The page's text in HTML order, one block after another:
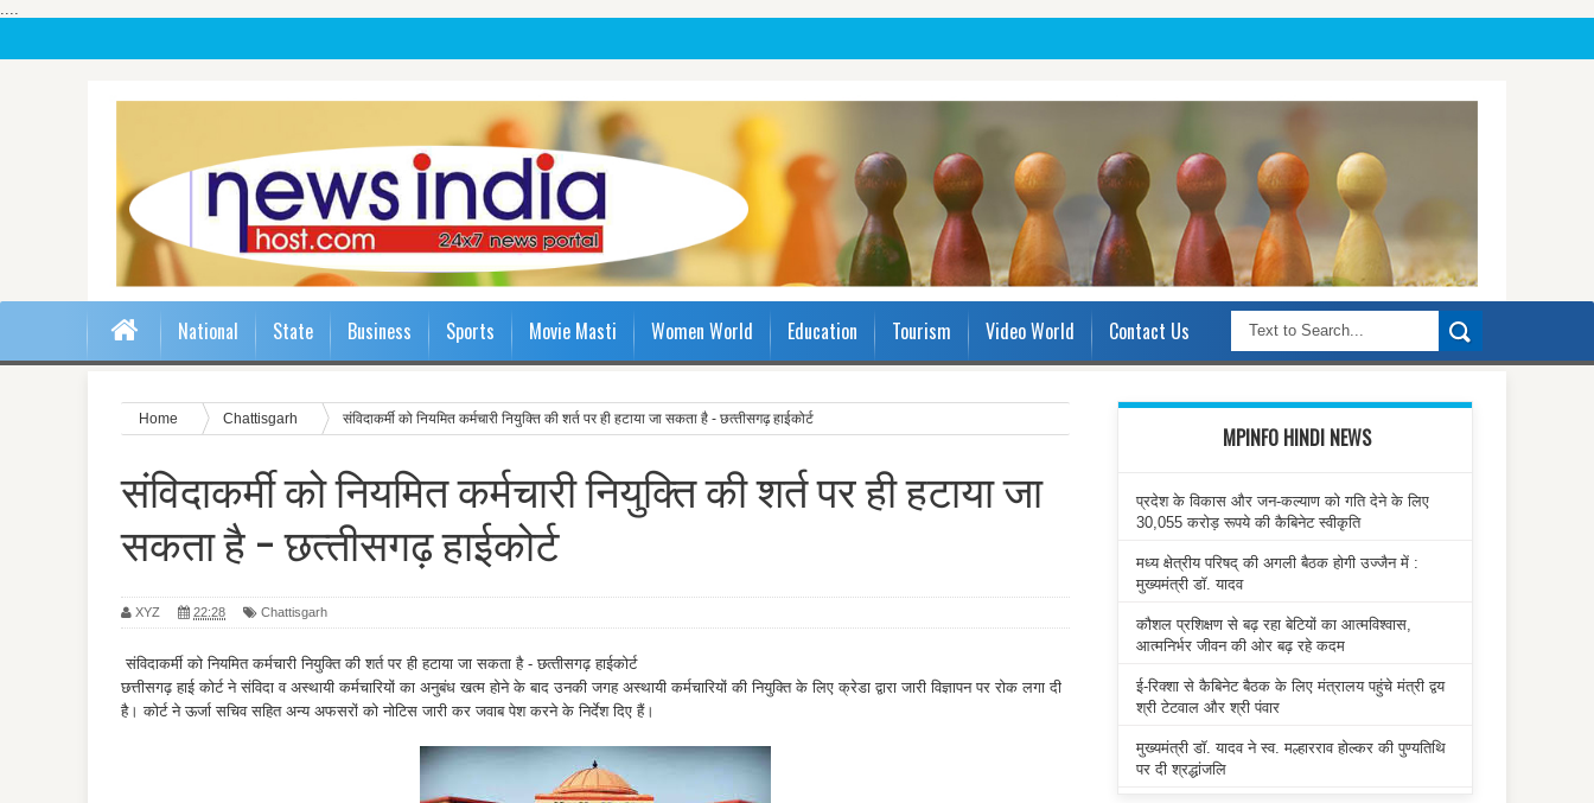
....
National State Business Sports Movie Masti Women World Education Tourism Video World Contact Us
Home Chattisgarh संविदाकर्मी को नियमित कर्मचारी नियुक्ति की शर्त पर ही हटाया जा सकता है - छत्‍तीसगढ़ हाईकोर्ट
संविदाकर्मी को नियमित कर्मचारी नियुक्ति की शर्त पर ही हटाया जा
सकता है - छत्‍तीसगढ़ हाईकोर्ट
XYZ 22:28 Chattisgarh
संविदाकर्मी को नियमित कर्मचारी नियुक्ति की शर्त पर ही हटाया जा सकता है - छत्‍तीसगढ़ हाईकोर्ट
छत्तीसगढ़ हाई कोर्ट ने संविदा व अस्थायी कर्मचारियों का अनुबंध खत्म होने के बाद उनकी जगह अस्थायी कर्मचारियों की नियुक्ति के लिए क्रेडा द्वारा जारी विज्ञापन पर रोक लगा दी
है। कोर्ट ने ऊर्जा सचिव सहित अन्य अफसरों को नोटिस जारी कर जवाब पेश करने के निर्देश दिए हैं।
MPINFO HINDI NEWS
प्रदेश के विकास और जन-कल्याण को गति देने के लिए
30,055 करोड़ रूपये की कैबिनेट स्वीकृति
मध्य क्षेत्रीय परिषद् की अगली बैठक होगी उज्जैन में :
मुख्यमंत्री डॉ. यादव
कौशल प्रशिक्षण से बढ़ रहा बेटियों का आत्मविश्वास,
आत्मनिर्भर जीवन की ओर बढ़ रहे कदम
ई-रिक्शा से कैबिनेट बैठक के लिए मंत्रालय पहुंचे मंत्री द्वय
श्री टेटवाल और श्री पंवार
मुख्यमंत्री डॉ. यादव ने स्व. मल्हारराव होल्कर की पुण्यतिथि
पर दी श्रद्धांजलि